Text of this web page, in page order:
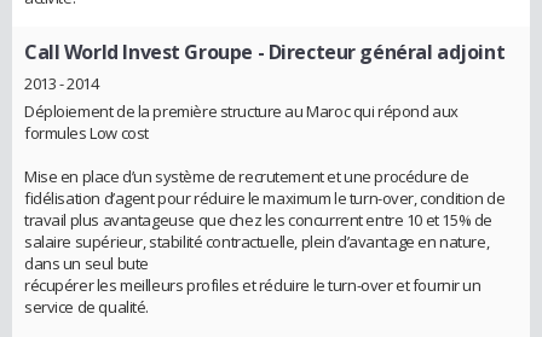
Call World Invest Groupe - Directeur général adjoint
2013 - 2014
Déploiement de la première structure au Maroc qui répond aux
formules Low cost
Mise en place d’un système de recrutement et une procédure de
fidélisation d’agent pour réduire le maximum le turn-over, condition de
travail plus avantageuse que chez les concurrent entre 10 et 15% de
salaire supérieur, stabilité contractuelle, plein d’avantage en nature,
dans un seul bute
récupérer les meilleurs profiles et réduire le turn-over et fournir un
service de qualité.